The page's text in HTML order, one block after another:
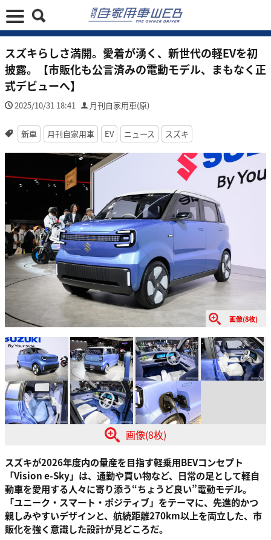
スズキらしさ満開。愛着が湧く、新世代の軽EVを初
披露。【市販化も公言済みの電動モデル、まもなく正
式デビューへ】
2025/10/31 18:41 月刊自家用車(原)
新車 月刊自家用車 EV ニュース スズキ
画像(8枚)
画像(8枚)
スズキが2026年度内の量産を目指す軽乗用BEVコンセプト
「Vision e-Sky」は、通勤や買い物など、日常の足として軽自
動車を愛用する人々に寄り添う“ちょうど良い”電動モデル。
「ユニーク・スマート・ポジティブ」をテーマに、先進的かつ
親しみやすいデザインと、航続距離270km以上を両立した、市
販化を強く意識した設計が見どころだ。